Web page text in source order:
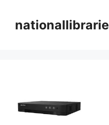
contentnationallibrarie